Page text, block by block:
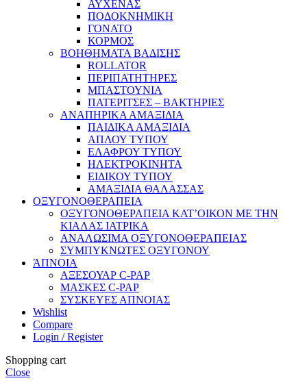
ΑΥΧΕΝΑΣ
ΠΟΔΟΚΝΗΜΙΚΗ
ΓΟΝΑΤΟ
ΚΟΡΜΟΣ
ΒΟΗΘΗΜΑΤΑ ΒΑΔΙΣΗΣ
ROLLATOR
ΠΕΡΙΠΑΤΗΤΗΡΕΣ
ΜΠΑΣΤΟΥΝΙΑ
ΠΑΤΕΡΙΤΣΕΣ – ΒΑΚΤΗΡΙΕΣ
ΑΝΑΠΗΡΙΚΑ ΑΜΑΞΙΔΙΑ
ΠΑΙΔΙΚΑ ΑΜΑΞΙΔΙΑ
ΑΠΛΟΥ ΤΥΠΟΥ
ΕΛΑΦΡΟΥ ΤΥΠΟΥ
ΗΛΕΚΤΡΟΚΙΝΗΤΑ
ΕΙΔΙΚΟΥ ΤΥΠΟΥ
ΑΜΑΞΙΔΙΑ ΘΑΛΑΣΣΑΣ
ΟΞΥΓΟΝΟΘΕΡΑΠΕΙΑ
ΟΞΥΓΟΝΟΘΕΡΑΠΕΙΑ ΚΑΤ’ΟΙΚΟΝ ΜΕ ΤΗΝ
ΚΙΑΛΑΣ ΙΑΤΡΙΚΑ
ΑΝΑΛΩΣΙΜΑ ΟΞΥΓΟΝΟΘΕΡΑΠΕΙΑΣ
ΣΥΜΠΥΚΝΩΤΕΣ ΟΞΥΓΟΝΟΥ
ΆΠΝΟΙΑ
ΑΞΕΣΟΥΑΡ C-PAP
ΜΑΣΚΕΣ C-PAP
ΣΥΣΚΕΥΕΣ ΑΠΝΟΙΑΣ
Wishlist
Compare
Login / Register
Shopping cart
Close